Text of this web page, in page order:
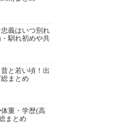
義はいつ別れ
馴れ初めや共
と若い頃！出
まとめ
重・学歴(高
まとめ